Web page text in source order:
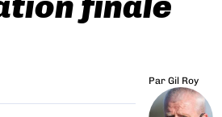
Par Gil Roy